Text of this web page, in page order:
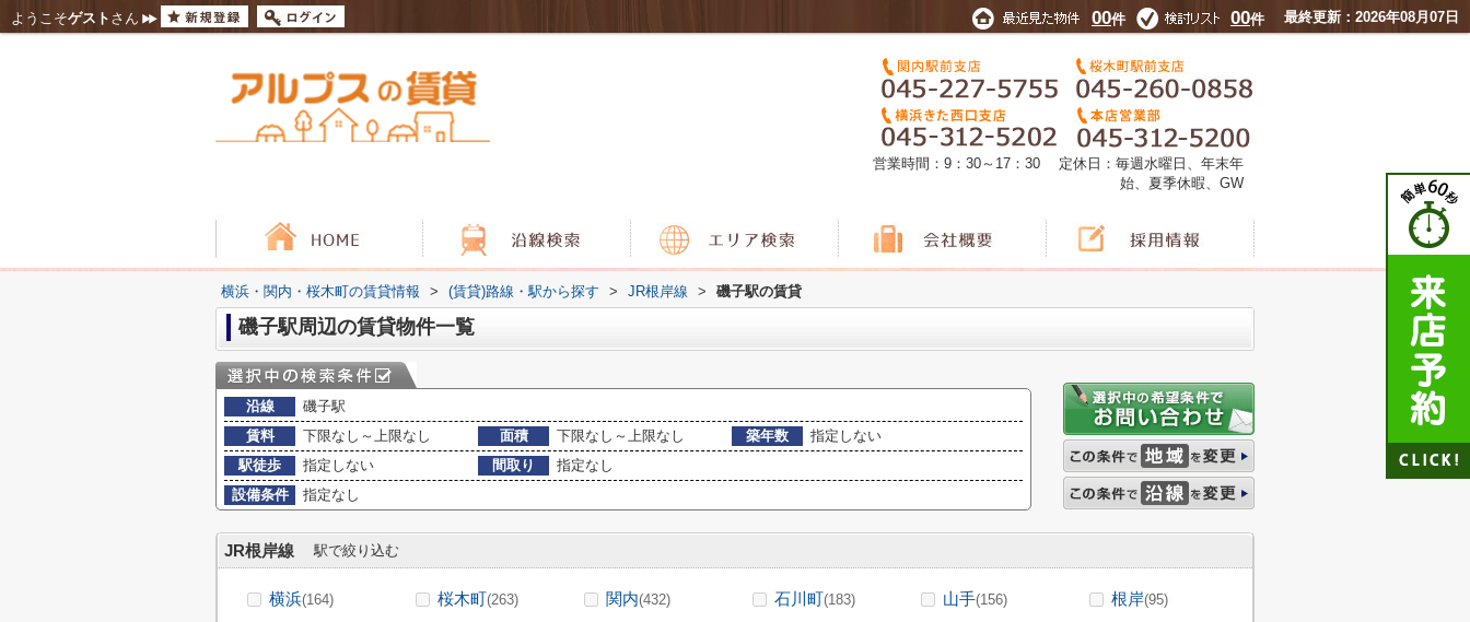
ようこそゲスト さん 00件 00件 最終更新：2026年08月07日
営業時間：9：30～17：30 定休日：毎週水曜日、年末年
始、夏季休暇、GW
横浜・関内・桜木町の賃貸情報 > (賃貸)路線・駅から探す > JR根岸線 > 磯子駅の賃貸
磯子駅周辺の賃貸物件一覧
沿線
磯子駅
賃料
下限なし～上限なし 面積 下限なし～上限なし 築年数
指定しない
駅徒歩
指定しない 間取り
指定なし
設備条件
指定なし
JR根岸線 駅で絞り込む
横浜(164) 桜木町(263) 関内(432) 石川町(183) 山手(156) 根岸(95)